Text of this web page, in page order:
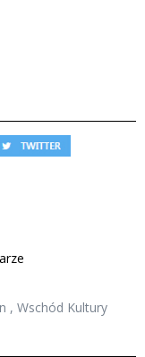
, Wschód Kultury